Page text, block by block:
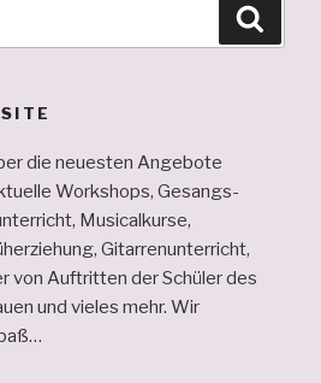
die neuesten Angebote
Workshops, Ge­sangs­
Musical­kurse,
Gitarren­unterricht,
von Auftritten der Schüler des
und vieles mehr. Wir